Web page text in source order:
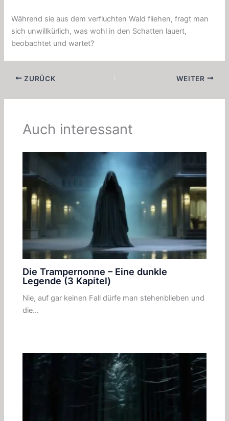
Während sie aus dem verfluchten Wald fliehen, fragt man
sich unwillkürlich, was wohl in den Schatten lauert,
beobachtet und wartet?
ZURÜCK WEITER
Auch interessant
Die Trampernonne – Eine dunkle
Legende (3 Kapitel)
Nie, auf gar keinen Fall dürfe man stehenblieben und
die…